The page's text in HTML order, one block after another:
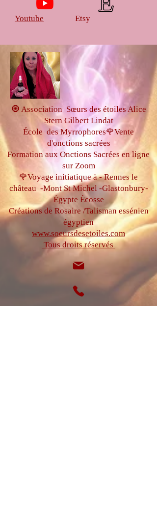
Youtube Etsy
🧿 Association Sœurs des étoiles Alice
Stern Gilbert Lindat
École des Myrrophores🌹Vente
d'onctions sacrées
Formation aux Onctions Sacrées en ligne
sur Zoom
🌹Voyage initiatique à - Rennes le
château -Mont St Michel -Glastonbury-
Égypte Écosse
Créations de Rosaire /Talisman essénien
égyptien
www.soeursdesetoiles.com
Tous droits réservés